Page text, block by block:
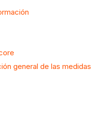
general de las medidas